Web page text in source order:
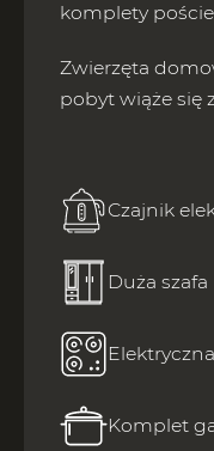
komplety
Zwierzęta
pobyt wiąże się
Czajnik
Duża szafa
Komplet